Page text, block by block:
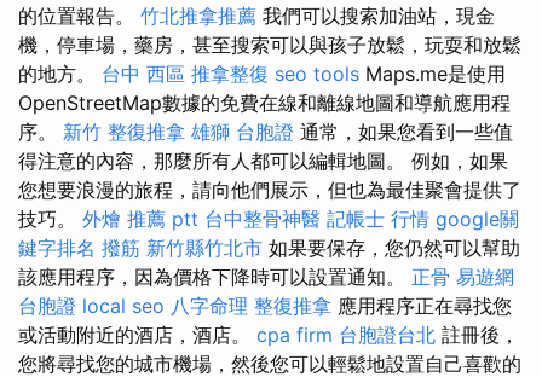
的位置報告。 竹北推拿推薦 我們可以搜索加油站，現金
機，停車場，藥房，甚至搜索可以與孩子放鬆，玩耍和放鬆
的地方。 台中 西區 推拿整復 seo tools Maps.me是使用
OpenStreetMap數據的免費在線和離線地圖和導航應用程
序。 新竹 整復推拿 雄獅 台胞證 通常，如果您看到一些值
得注意的內容，那麼所有人都可以編輯地圖。 例如，如果
您想要浪漫的旅程，請向他們展示，但也為最佳聚會提供了
技巧。 外燴 推薦 ptt 台中整骨神醫 記帳士 行情 google關
鍵字排名 撥筋 新竹縣竹北市 如果要保存，您仍然可以幫助
該應用程序，因為價格下降時可以設置通知。 正骨 易遊網
台胞證 local seo 八字命理 整復推拿 應用程序正在尋找您
或活動附近的酒店，酒店。 cpa firm 台胞證台北 註冊後，
您將尋找您的城市機場，然後您可以輕鬆地設置自己喜歡的